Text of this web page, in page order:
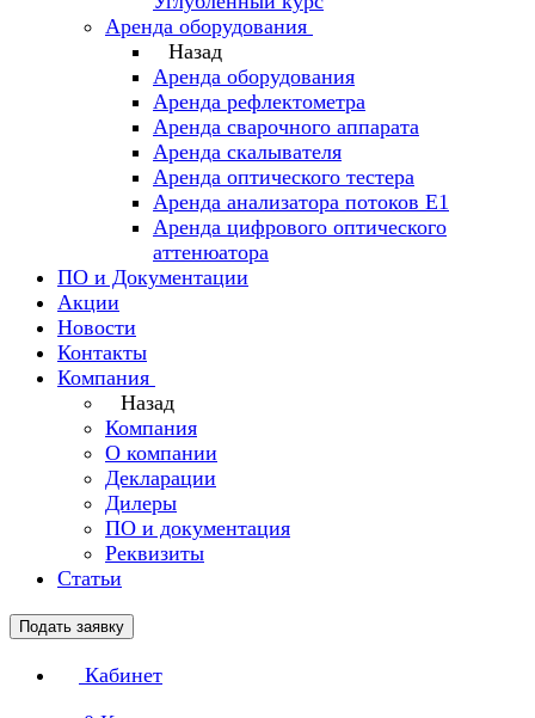
Аренда оборудования
Назад
Аренда оборудования
Аренда рефлектометра
Аренда сварочного аппарата
Аренда скалывателя
Аренда оптического тестера
Аренда анализатора потоков Е1
Аренда цифрового оптического
аттенюатора
ПО и Документации
Акции
Новости
Контакты
Компания
Назад
Компания
О компании
Декларации
Дилеры
ПО и документация
Реквизиты
Статьи
Подать заявку
Кабинет